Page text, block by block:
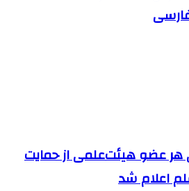
عضو هیئت‌علمی از حمایت
اعلام شد